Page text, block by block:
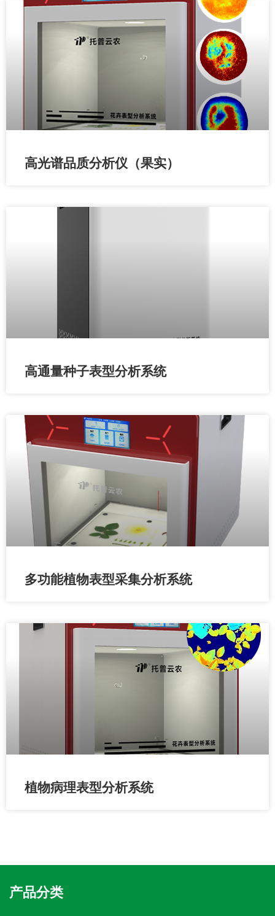
高光谱品质分析仪（果实）
高通量种子表型分析系统
多功能植物表型采集分析系统
植物病理表型分析系统
产品分类